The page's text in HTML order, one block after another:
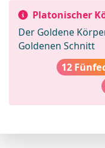
Platonischer
Der Goldene
Goldenen Schnitt
12